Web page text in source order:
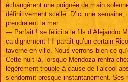
échangèrent une poignée de main
définitivement scellé. D’ici une
prendraient la mer.
— Parfait ! se félicita le fils d’Alejandro
ça dignement ! Il paraît qu’un certain
taverne en ville. Nous verrons bien ce
Cette nuit-là, lorsque Mendoza rentra
légèrement trouble à cause de l’alcool
s’endormit presque instantanément. Ses